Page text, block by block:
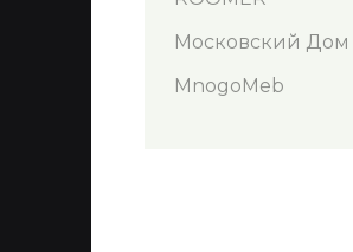
Московский
MnogoMeb